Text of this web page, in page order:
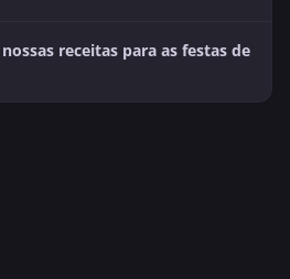
receitas para as festas de